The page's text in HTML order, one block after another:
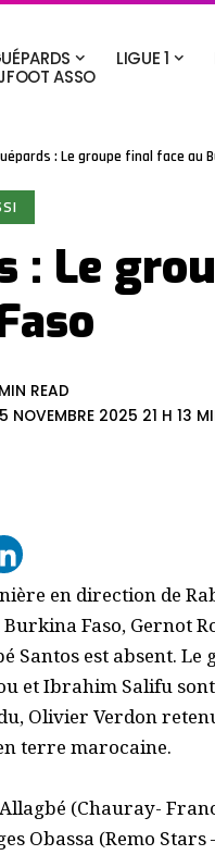
LIGUE 1
ASSO
: Le groupe final face au
: Le
NOVEMBRE 2025 21 H 13
READ
en direction de
Faso, Gernot
Santos est absent.
et Ibrahim Salifu
Olivier Verdon
terre marocaine.
(Chauray-
Obassa (Remo Stars